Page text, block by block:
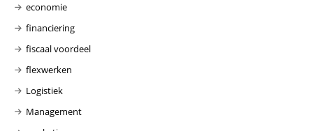
economie
financiering
fiscaal voordeel
flexwerken
Logistiek
Management